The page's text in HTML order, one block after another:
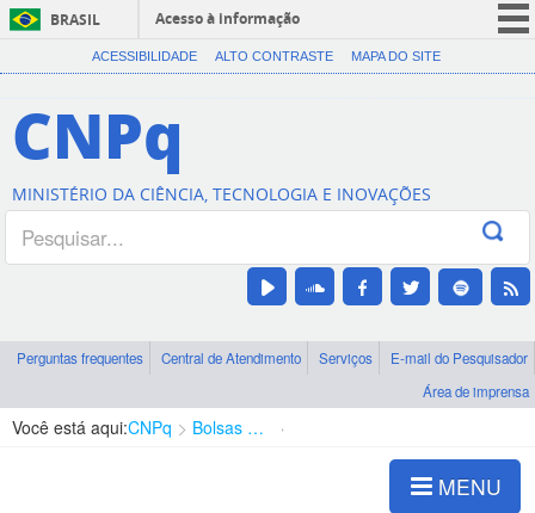
BRASIL
Acesso à informação
CORONAVÍRUS (COVID-19)
Canais
ACESSIBILIDADE ALTO CONTRASTE MAPA DO SITE
CNPq
MINISTÉRIO DA CIÊNCIA, TECNOLOGIA E INOVAÇÕES
Perguntas frequentes Central de Atendimento Serviços
E-mail do Pesquisador
Área de imprensa
Você está aqui:CNPq Bolsas e Auxílios Vigentes
MENU